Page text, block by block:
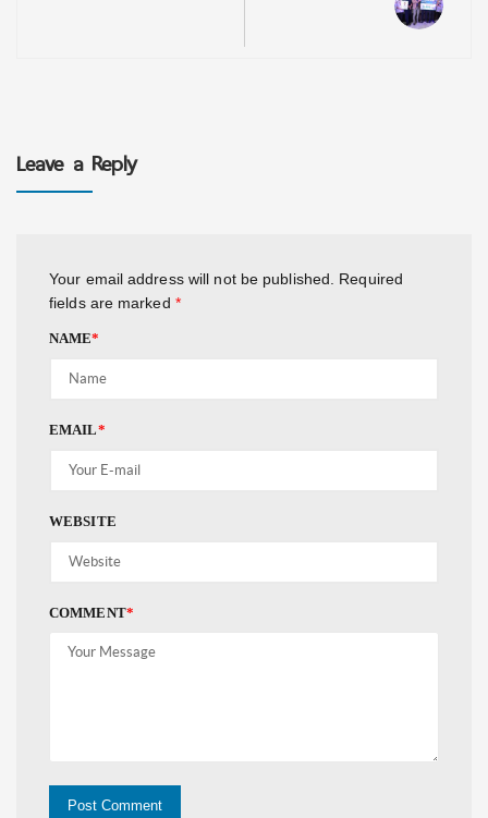
Leave a Reply
Your email address will not be published.
Required
fields are marked *
NAME*
EMAIL*
WEBSITE
COMMENT*